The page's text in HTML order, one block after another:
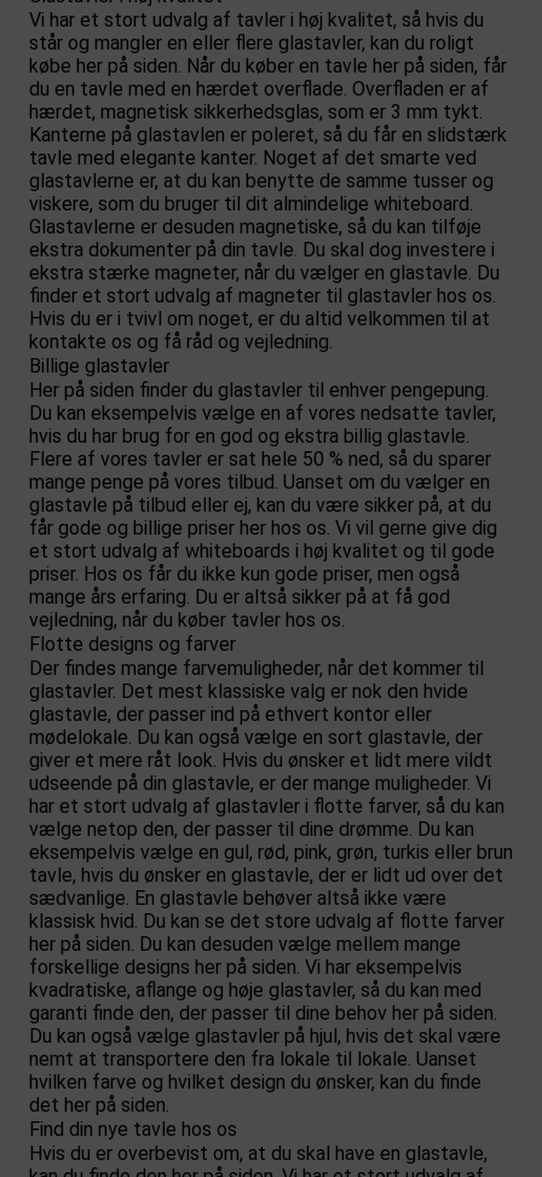
Vi har et stort udvalg af tavler i høj kvalitet, så hvis du
står og mangler en eller flere glastavler, kan du roligt
købe her på siden. Når du køber en tavle her på siden, får
du en tavle med en hærdet overflade. Overfladen er af
hærdet, magnetisk sikkerhedsglas, som er 3 mm tykt.
Kanterne på glastavlen er poleret, så du får en slidstærk
tavle med elegante kanter. Noget af det smarte ved
glastavlerne er, at du kan benytte de samme tusser og
viskere, som du bruger til dit almindelige whiteboard.
Glastavlerne er desuden magnetiske, så du kan tilføje
ekstra dokumenter på din tavle. Du skal dog investere i
ekstra stærke magneter, når du vælger en glastavle. Du
finder et stort udvalg af magneter til glastavler hos os.
Hvis du er i tvivl om noget, er du altid velkommen til at
kontakte os og få råd og vejledning.
Billige glastavler
Her på siden finder du glastavler til enhver pengepung.
Du kan eksempelvis vælge en af vores nedsatte tavler,
hvis du har brug for en god og ekstra billig glastavle.
Flere af vores tavler er sat hele 50 % ned, så du sparer
mange penge på vores tilbud. Uanset om du vælger en
glastavle på tilbud eller ej, kan du være sikker på, at du
får gode og billige priser her hos os. Vi vil gerne give dig
et stort udvalg af whiteboards i høj kvalitet og til gode
priser. Hos os får du ikke kun gode priser, men også
mange års erfaring. Du er altså sikker på at få god
vejledning, når du køber tavler hos os.
Flotte designs og farver
Der findes mange farvemuligheder, når det kommer til
glastavler. Det mest klassiske valg er nok den hvide
glastavle, der passer ind på ethvert kontor eller
mødelokale. Du kan også vælge en sort glastavle, der
giver et mere råt look. Hvis du ønsker et lidt mere vildt
udseende på din glastavle, er der mange muligheder. Vi
har et stort udvalg af glastavler i flotte farver, så du kan
vælge netop den, der passer til dine drømme. Du kan
eksempelvis vælge en gul, rød, pink, grøn, turkis eller brun
tavle, hvis du ønsker en glastavle, der er lidt ud over det
sædvanlige. En glastavle behøver altså ikke være
klassisk hvid. Du kan se det store udvalg af flotte farver
her på siden. Du kan desuden vælge mellem mange
forskellige designs her på siden. Vi har eksempelvis
kvadratiske, aflange og høje glastavler, så du kan med
garanti finde den, der passer til dine behov her på siden.
Du kan også vælge glastavler på hjul, hvis det skal være
nemt at transportere den fra lokale til lokale. Uanset
hvilken farve og hvilket design du ønsker, kan du finde
det her på siden.
Find din nye tavle hos os
Hvis du er overbevist om, at du skal have en glastavle,